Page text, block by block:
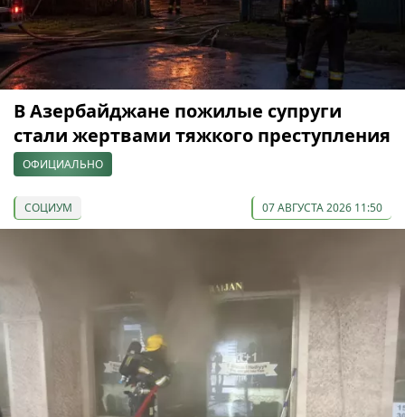
В Азербайджане пожилые супруги
стали жертвами тяжкого преступления
ОФИЦИАЛЬНО
СОЦИУМ 07 АВГУСТА 2026 11:50